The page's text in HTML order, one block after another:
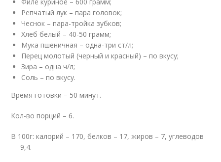
Репчатый лук – пара головок;
Чеснок – пара-тройка зубков;
Хлеб белый – 40-50 грамм;
Мука пшеничная – одна-три ст/л;
Перец молотый (черный и красный) – по вкусу;
Зира – одна ч/л;
Соль – по вкусу.
Время готовки – 50 минут.
Кол-во порций – 6.
В 100г: калорий – 170, белков – 17, жиров – 7, углеводов
— 9,4.